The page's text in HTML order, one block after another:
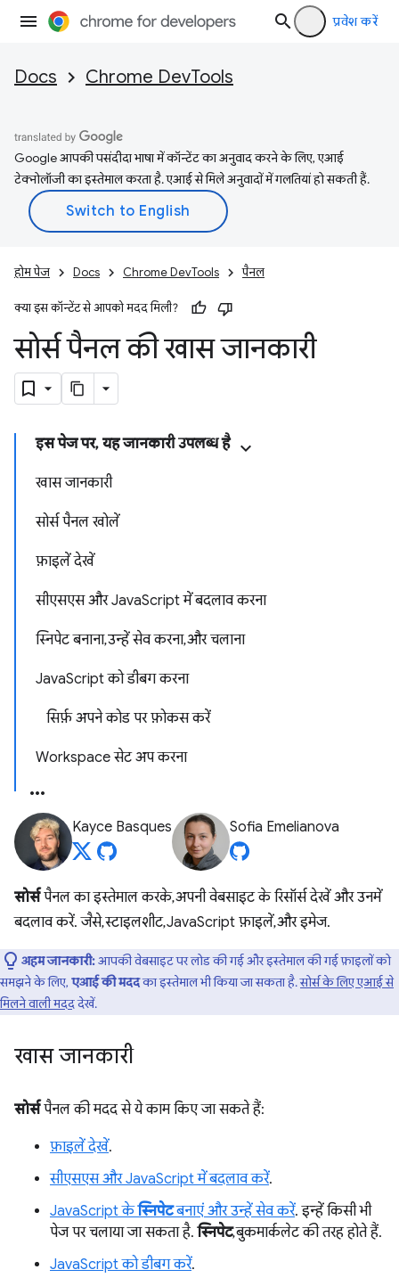
प्रवेश करें
Docs Chrome DevTools
Google आपकी पसंदीदा भाषा में कॉन्टेंट का अनुवाद करने के लिए, एआई
टेक्नोलॉजी का इस्तेमाल करता है. एआई से मिले अनुवादों में गलतियां हो सकती हैं.
होम पेज Docs Chrome DevTools पैनल
क्या इस कॉन्टेंट से आपको मदद मिली?
सोर्स पैनल की खास जानकारी
इस पेज पर, यह जानकारी उपलब्ध है
खास जानकारी
सोर्स पैनल खोलें
फ़ाइलें देखें
सीएसएस और JavaScript में बदलाव करना
स्निपेट बनाना, उन्हें सेव करना, और चलाना
JavaScript को डीबग करना
सिर्फ़ अपने कोड पर फ़ोकस करें
Workspace सेट अप करना
Kayce Basques Sofia Emelianova
सोर्सपैनल का इस्तेमाल करके, अपनी वेबसाइट के रिसॉर्स देखें और उनमें
बदलाव करें. जैसे, स्टाइलशीट, JavaScript फ़ाइलें, और इमेज.
अहम जानकारी:आपकी वेबसाइट पर लोड की गई और इस्तेमाल की गई फ़ाइलों को
समझने के लिए, एआई की मददका इस्तेमाल भी किया जा सकता है.सोर्स के लिए एआई से
मिलने वाली मदददेखें.
खास जानकारी
सोर्सपैनल की मदद से ये काम किए जा सकते हैं:
फ़ाइलें देखें.
सीएसएस और JavaScript में बदलाव करें.
JavaScript केस्निपेटबनाएं और उन्हें सेव करें. इन्हें किसी भी
पेज पर चलाया जा सकता है.स्निपेट, बुकमार्कलेट की तरह होते हैं.
JavaScript को डीबग करें.